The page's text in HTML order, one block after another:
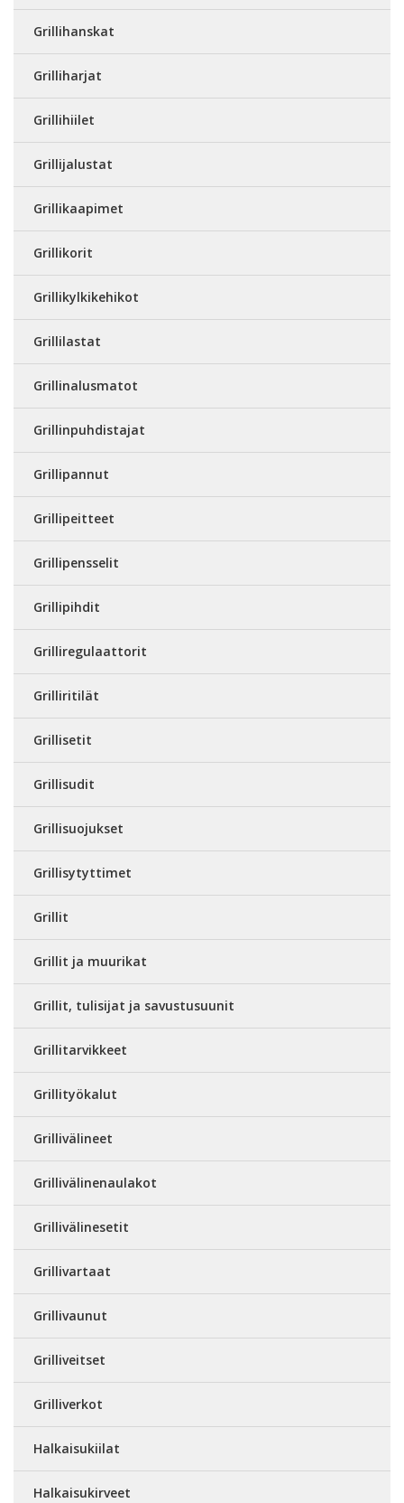
Grillihanskat
Grilliharjat
Grillihiilet
Grillijalustat
Grillikaapimet
Grillikorit
Grillikylkikehikot
Grillilastat
Grillinalusmatot
Grillinpuhdistajat
Grillipannut
Grillipeitteet
Grillipensselit
Grillipihdit
Grilliregulaattorit
Grilliritilät
Grillisetit
Grillisudit
Grillisuojukset
Grillisytyttimet
Grillit
Grillit ja muurikat
Grillit, tulisijat ja savustusuunit
Grillitarvikkeet
Grillityökalut
Grillivälineet
Grillivälinenaulakot
Grillivälinesetit
Grillivartaat
Grillivaunut
Grilliveitset
Grilliverkot
Halkaisukiilat
Halkaisukirveet